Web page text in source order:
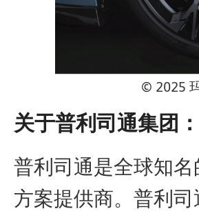
© 2025
关于普利司通集团：
普利司通是全球知
方案提供商。普利